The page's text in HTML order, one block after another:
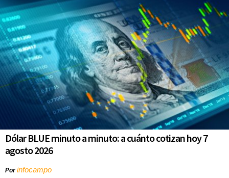
Dólar BLUE minuto a minuto: a cuánto cotizan hoy 7
agosto 2026
Porinfocampo